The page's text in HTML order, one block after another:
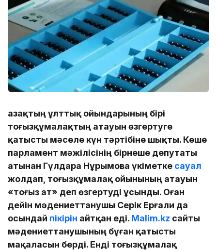
Қазақтың ұлттық ойындарының бірі
тоғызқұмалақтың атауын өзгертуге
қатысты мәселе күн тәртібіне шықты. Кеше
парламент мәжілісінің бірнеше депутаты
атынан Гүлдара Нұрымова үкіметке сауал
жолдап, тоғызқұмалақ ойынының атауын
«тоғыз ат» деп өзгертуді ұсынды. Оған
дейін мәдениеттанушы Серік Ерғали да
осындай пікірін айтқан еді. Malim.kz сайты
мәдениеттанушының бұған қатысты
мақаласын берді. Енді тоғызқұмалақ